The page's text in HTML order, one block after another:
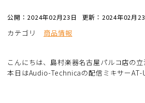
公開：2024年02月23日 更新：2024年02月
カテゴリ 商品情報
こんにちは、島村楽器名古屋パルコ店の立
本日はAudio-Technicaの配信ミキサーAT-